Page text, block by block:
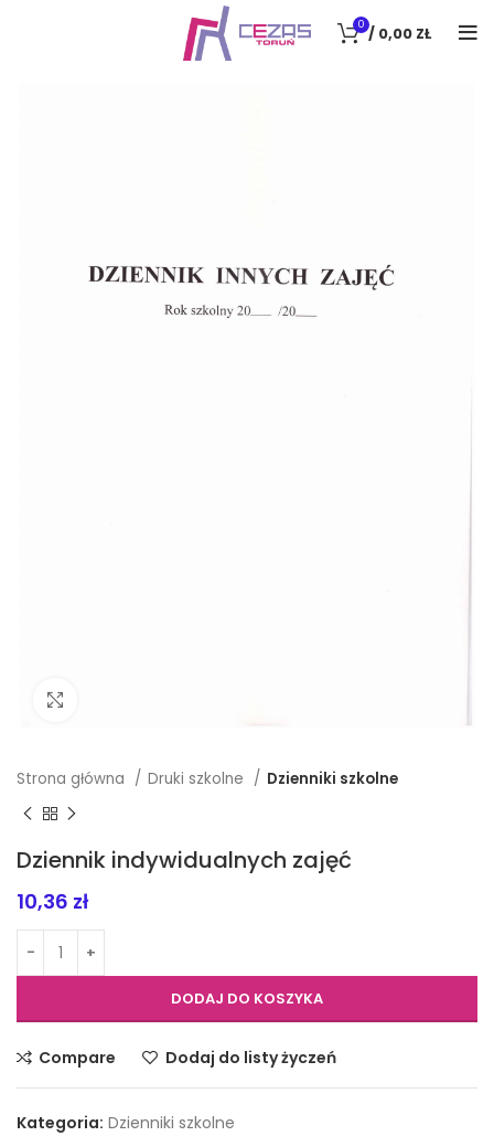
0 / 0,00 ZŁ
Strona główna Druki szkolne Dzienniki szkolne
Dziennik indywidualnych zajęć
10,36 zł
DODAJ DO KOSZYKA
Compare Dodaj do listy życzeń
Kategoria: Dzienniki szkolne